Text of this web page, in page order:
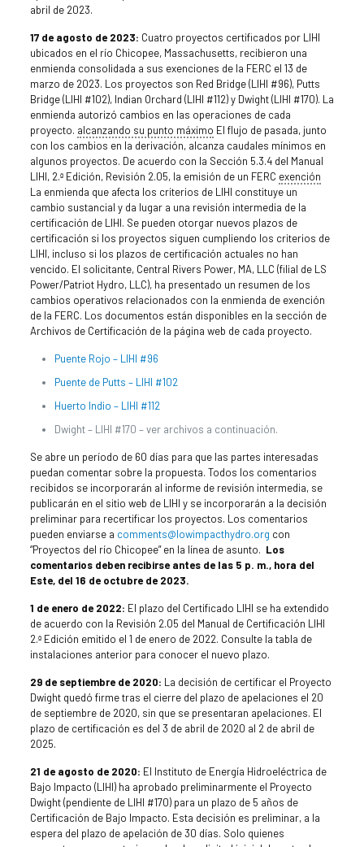
abril de 2023.
17 de agosto de 2023: Cuatro proyectos certificados por LIHI
ubicados en el río Chicopee, Massachusetts, recibieron una
enmienda consolidada a sus exenciones de la FERC el 13 de
marzo de 2023. Los proyectos son Red Bridge (LIHI #96), Putts
Bridge (LIHI #102), Indian Orchard (LIHI #112) y Dwight (LIHI #170). La
enmienda autorizó cambios en las operaciones de cada
proyecto. alcanzando su punto máximo El flujo de pasada, junto
con los cambios en la derivación, alcanza caudales mínimos en
algunos proyectos. De acuerdo con la Sección 5.3.4 del Manual
LIHI, 2.ª Edición, Revisión 2.05, la emisión de un FERC exención
La enmienda que afecta los criterios de LIHI constituye un
cambio sustancial y da lugar a una revisión intermedia de la
certificación de LIHI. Se pueden otorgar nuevos plazos de
certificación si los proyectos siguen cumpliendo los criterios de
LIHI, incluso si los plazos de certificación actuales no han
vencido. El solicitante, Central Rivers Power, MA, LLC (filial de LS
Power/Patriot Hydro, LLC), ha presentado un resumen de los
cambios operativos relacionados con la enmienda de exención
de la FERC. Los documentos están disponibles en la sección de
Archivos de Certificación de la página web de cada proyecto.
Puente Rojo – LIHI #96
Puente de Putts – LIHI #102
Huerto Indio – LIHI #112
Dwight – LIHI #170 – ver archivos a continuación.
Se abre un período de 60 días para que las partes interesadas
puedan comentar sobre la propuesta. Todos los comentarios
recibidos se incorporarán al informe de revisión intermedia, se
publicarán en el sitio web de LIHI y se incorporarán a la decisión
preliminar para recertificar los proyectos. Los comentarios
pueden enviarse a comments@lowimpacthydro.org con
“Proyectos del río Chicopee” en la línea de asunto. Los
comentarios deben recibirse antes de las 5 p. m., hora del
Este, del 16 de octubre de 2023.
1 de enero de 2022: El plazo del Certificado LIHI se ha extendido
de acuerdo con la Revisión 2.05 del Manual de Certificación LIHI
2.ª Edición emitido el 1 de enero de 2022. Consulte la tabla de
instalaciones anterior para conocer el nuevo plazo.
29 de septiembre de 2020: La decisión de certificar el Proyecto
Dwight quedó firme tras el cierre del plazo de apelaciones el 20
de septiembre de 2020, sin que se presentaran apelaciones. El
plazo de certificación es del 3 de abril de 2020 al 2 de abril de
2025.
21 de agosto de 2020: El Instituto de Energía Hidroeléctrica de
Bajo Impacto (LIHI) ha aprobado preliminarmente el Proyecto
Dwight (pendiente de LIHI #170) para un plazo de 5 años de
Certificación de Bajo Impacto. Esta decisión es preliminar, a la
espera del plazo de apelación de 30 días. Solo quienes